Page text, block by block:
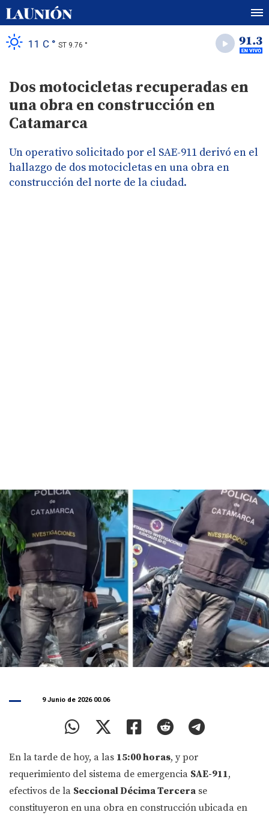
11 C ° ST 9.76 °
Dos motocicletas recuperadas en
una obra en construcción en
Catamarca
Un operativo solicitado por el SAE-911 derivó en el
hallazgo de dos motocicletas en una obra en
construcción del norte de la ciudad.
9 Junio de 2026 00.06
En la tarde de hoy, a las 15:00 horas, y por
requerimiento del sistema de emergencia SAE-911,
efectivos de la Seccional Décima Tercera se
constituyeron en una obra en construcción ubicada en